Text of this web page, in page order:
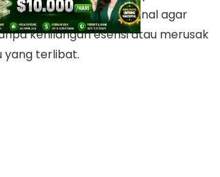
budaya tradisional agar
kehilangan esensi atau merusak
yang terlibat.